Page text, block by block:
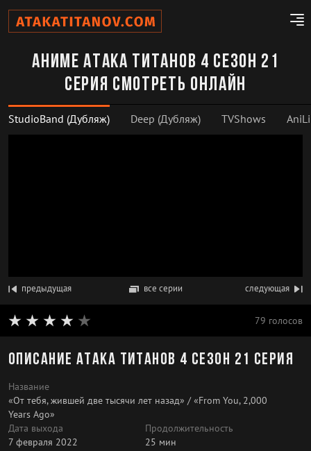
Аниме Атака титанов 4 сезон 21
серия смотреть онлайн
StudioBand (Дубляж) Deep (Дубляж) TVShows
предыдущая все серии следующая
79 голосов
Описание Атака титанов 4 сезон 21 серия
Название
«От тебя, жившей две тысячи лет назад» / «From You, 2,000
Years Ago»
Дата выхода
7 февраля 2022
Продолжительность
25 мин